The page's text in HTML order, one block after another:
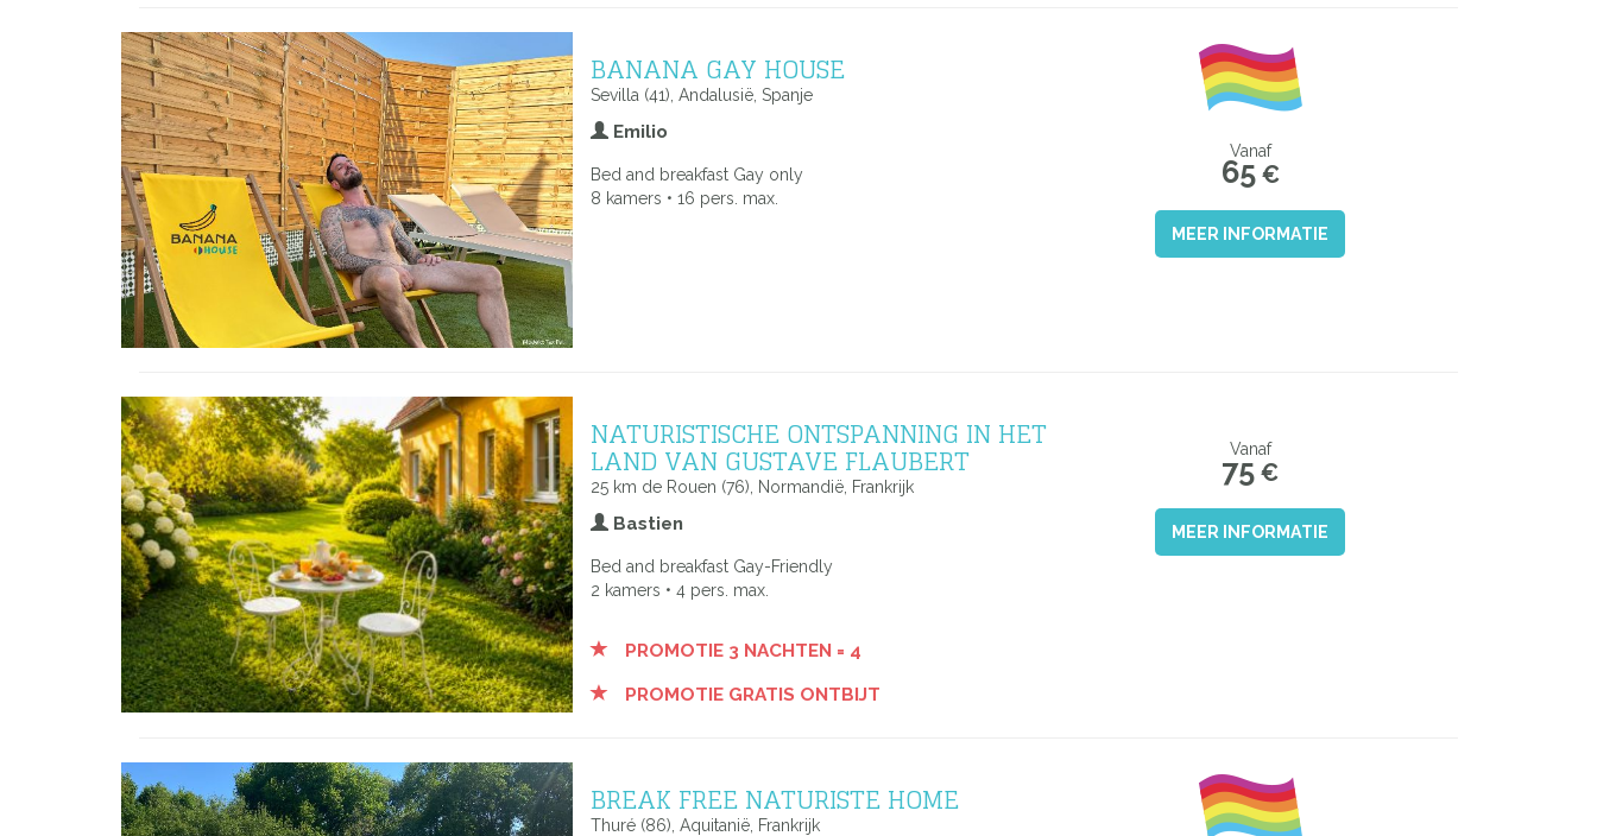
BANANA GAY HOUSE
Sevilla (41), Andalusië, Spanje
Emilio
Bed and breakfast Gay only
8 kamers • 16 pers. max.
Vanaf
65€
MEER INFORMATIE
NATURISTISCHE ONTSPANNING IN HET
LAND VAN GUSTAVE FLAUBERT
25 km de Rouen (76), Normandië, Frankrijk
Bastien
Bed and breakfast Gay-Friendly
2 kamers • 4 pers. max.
PROMOTIE 3 NACHTEN = 4
PROMOTIE GRATIS ONTBIJT
Vanaf
75 €
MEER INFORMATIE
BREAK FREE NATURISTE HOME
Thuré (86), Aquitanië, Frankrijk